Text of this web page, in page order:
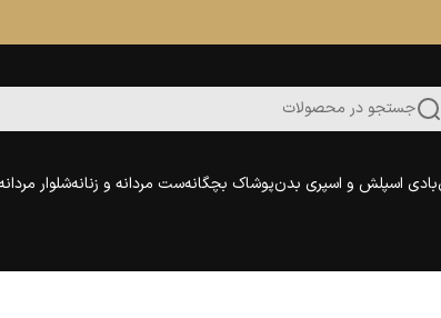
جستجو در محصولات
بادی اسپلش و اسپری بدنپوشاک بچگانهست مردانه و زنانهشلوار